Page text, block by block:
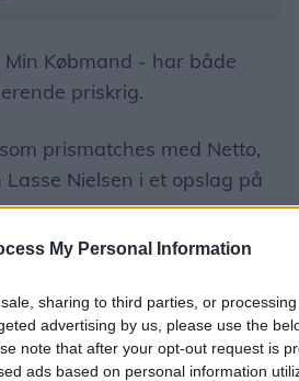
My Personal Information
sharing to third parties, or
advertising by us, please use the
note that after your opt-out request is
ads based on personal information
Købmand - har både
priskrig.
prismatches med Netto,
Nielsen i et opslag på